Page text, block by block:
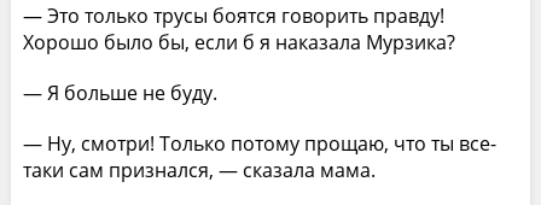
— Это только трусы боятся говорить правду!
Хорошо было бы, если б я наказала Мурзика?
— Я больше не буду.
— Ну, смотри! Только потому прощаю, что ты все-
таки сам признался, — сказала мама.